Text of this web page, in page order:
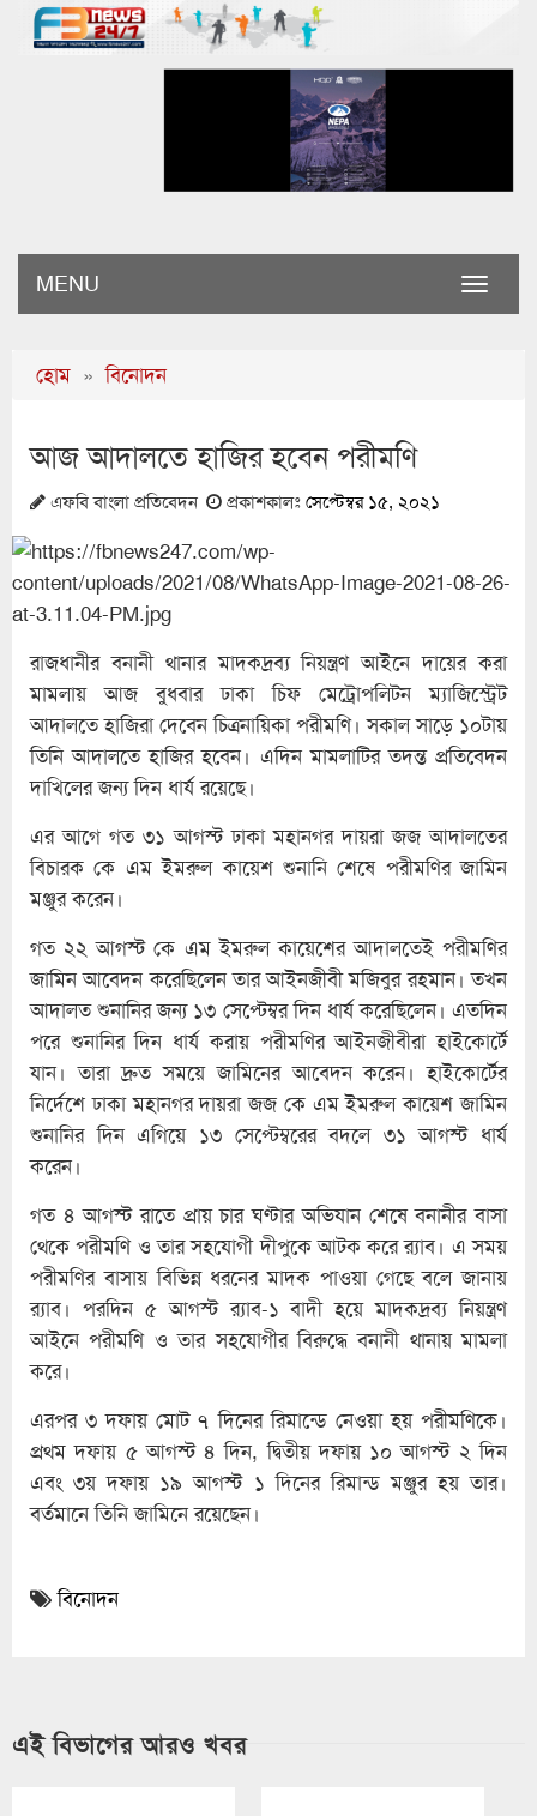
Toggle
MENU
হোম » বিনোদন
আজ আদালতে হাজির হবেন পরীমণি
এফবি বাংলা প্রতিবেদন প্রকাশকালঃ সেপ্টেম্বর ১৫, ২০২১
রাজধানীর বনানী থানার মাদকদ্রব্য নিয়ন্ত্রণ আইনে দায়ের করা
মামলায় আজ বুধবার ঢাকা চিফ মেট্রোপলিটন ম্যাজিস্ট্রেট
আদালতে হাজিরা দেবেন চিত্রনায়িকা পরীমণি। সকাল সাড়ে ১০টায়
তিনি আদালতে হাজির হবেন। এদিন মামলাটির তদন্ত প্রতিবেদন
দাখিলের জন্য দিন ধার্য রয়েছে।
এর আগে গত ৩১ আগস্ট ঢাকা মহানগর দায়রা জজ আদালতের
বিচারক কে এম ইমরুল কায়েশ শুনানি শেষে পরীমণির জামিন
মঞ্জুর করেন।
গত ২২ আগস্ট কে এম ইমরুল কায়েশের আদালতেই পরীমণির
জামিন আবেদন করেছিলেন তার আইনজীবী মজিবুর রহমান। তখন
আদালত শুনানির জন্য ১৩ সেপ্টেম্বর দিন ধার্য করেছিলেন। এতদিন
পরে শুনানির দিন ধার্য করায় পরীমণির আইনজীবীরা হাইকোর্টে
যান। তারা দ্রুত সময়ে জামিনের আবেদন করেন। হাইকোর্টের
নির্দেশে ঢাকা মহানগর দায়রা জজ কে এম ইমরুল কায়েশ জামিন
শুনানির দিন এগিয়ে ১৩ সেপ্টেম্বরের বদলে ৩১ আগস্ট ধার্য
করেন।
গত ৪ আগস্ট রাতে প্রায় চার ঘণ্টার অভিযান শেষে বনানীর বাসা
থেকে পরীমণি ও তার সহযোগী দীপুকে আটক করে র‍্যাব। এ সময়
পরীমণির বাসায় বিভিন্ন ধরনের মাদক পাওয়া গেছে বলে জানায়
র‍্যাব। পরদিন ৫ আগস্ট র‍্যাব-১ বাদী হয়ে মাদকদ্রব্য নিয়ন্ত্রণ
আইনে পরীমণি ও তার সহযোগীর বিরুদ্ধে বনানী থানায় মামলা
করে।
এরপর ৩ দফায় মোট ৭ দিনের রিমান্ডে নেওয়া হয় পরীমণিকে।
প্রথম দফায় ৫ আগস্ট ৪ দিন, দ্বিতীয় দফায় ১০ আগস্ট ২ দিন
এবং ৩য় দফায় ১৯ আগস্ট ১ দিনের রিমান্ড মঞ্জুর হয় তার।
বর্তমানে তিনি জামিনে রয়েছেন।
বিনোদন
এই বিভাগের আরও খবর